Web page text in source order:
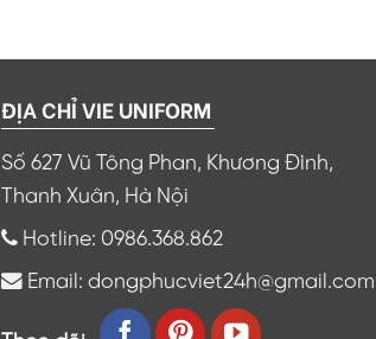
ĐỊA CHỈ VIE UNIFORM
Số 627 Vũ Tông Phan, Khương Đình,
Thanh Xuân, Hà Nội
Hotline: 0986.368.862
Email: dongphucviet24h@gmail.com